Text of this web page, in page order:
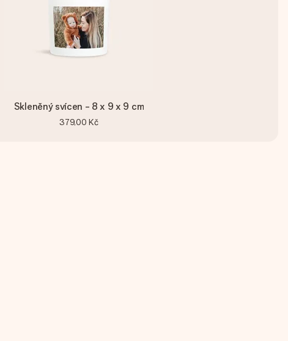
Skleněný svícen - 8 x 9 x 9 cm
379,00 Kč